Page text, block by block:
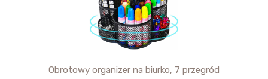
Obrotowy organizer na biurko, 7 przegród